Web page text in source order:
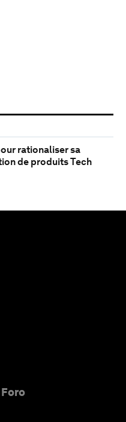
rationaliser sa
de produits Tech